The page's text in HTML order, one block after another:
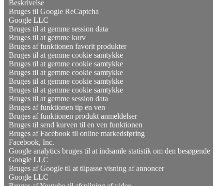
Beskrivelse
Bruges til Google ReCaptcha
Google LLC
Bruges til at gemme session data
Bruges til at gemme kurv
Bruges af funktionen favorit produkter
Bruges til at gemme cookie samtykke
Bruges til at gemme cookie samtykke
Bruges til at gemme cookie samtykke
Bruges til at gemme cookie samtykke
Bruges til at gemme cookie samtykke
Bruges til at gemme session data
Bruges af funktionen tip en ven
Bruges af funktionen produkt anmeldelser
Bruges til send kurven til en ven funktionen
Bruges af Facebook til online markedsføring
Facebook, Inc.
Google analytics bruges til at indsamle statistik om den besøgende
Google LLC
Bruges af Google til at tilpasse visning af annoncer
Google LLC